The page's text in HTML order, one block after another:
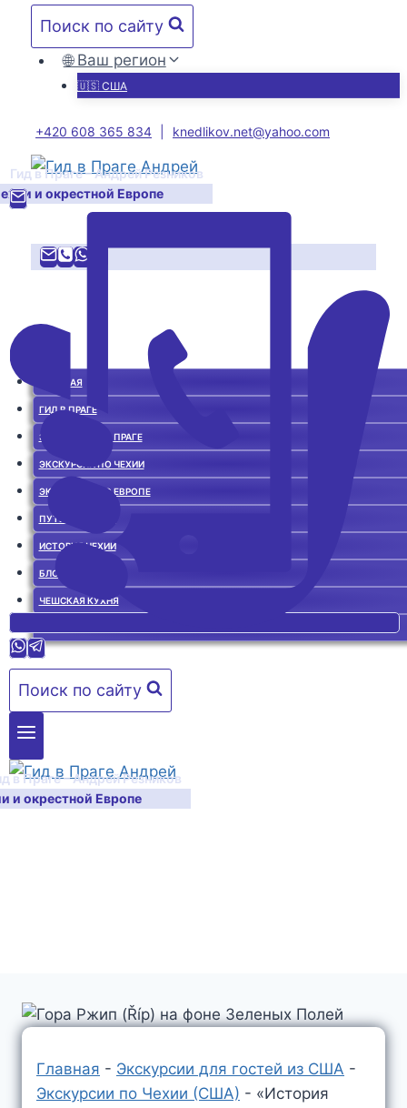
Перейти
содержимому
Поиск по сайту
🌐 Ваш регион
🇺🇸 США
+420 608 365 834 knedlikov.net@yahoo.com
Гид в Праге – Андрей Резников
и окрестной Европе
ГЛАВНАЯ
ГИД В ПРАГЕ
ЭКСКУРСИИ ПО ПРАГЕ
ЭКСКУРСИИ ПО ЧЕХИИ
ЭКСКУРСИИ ПО ЕВРОПЕ
ПУТЕВОДИТЕЛЬ
ИСТОРИЯ ЧЕХИИ
БЛОГ О ЧЕХИИ
ЧЕШСКАЯ КУХНЯ
Поиск по сайту
в Праге – Андрей Резников
и окрестной Европе
Главная - Экскурсии для гостей из США -
Экскурсии по Чехии (США) - «История